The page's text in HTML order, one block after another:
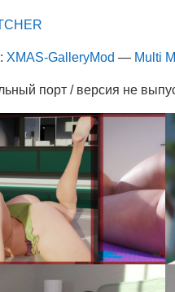
: XMAS-GalleryMod — Multi
порт / версия не